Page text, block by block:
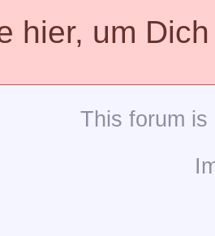
hier, um
This forum is